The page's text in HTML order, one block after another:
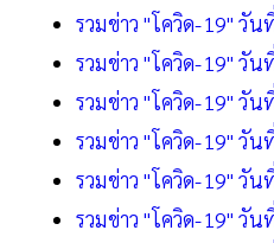
รวมข่าว "โควิด-19" วัน
รวมข่าว "โควิด-19" วัน
รวมข่าว "โควิด-19" วัน
รวมข่าว "โควิด-19" วัน
รวมข่าว "โควิด-19" วัน
รวมข่าว "โควิด-19" วัน